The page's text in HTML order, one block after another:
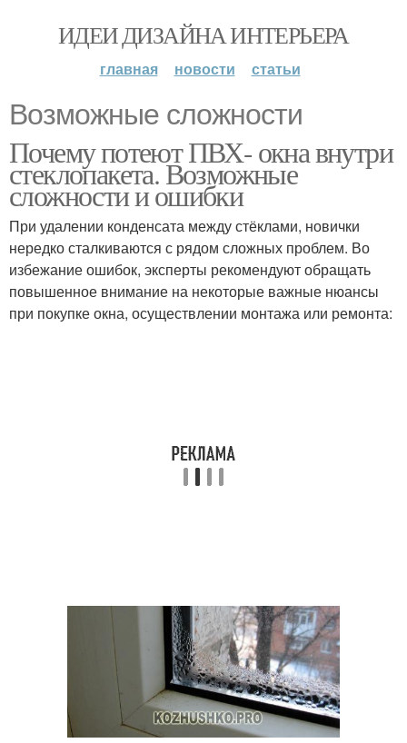
ИДЕИ ДИЗАЙНА ИНТЕРЬЕРА
главная новости статьи
Возможные сложности
Почему потеют ПВХ- окна внутри
стеклопакета. Возможные
сложности и ошибки
При удалении конденсата между стёклами, новички
нередко сталкиваются с рядом сложных проблем. Во
избежание ошибок, эксперты рекомендуют обращать
повышенное внимание на некоторые важные нюансы
при покупке окна, осуществлении монтажа или ремонта: